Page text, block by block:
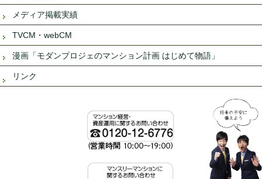
メディア掲載実績
TVCM・webCM
漫画「モダンプロジェのマンション計画 はじめて物語」
リンク